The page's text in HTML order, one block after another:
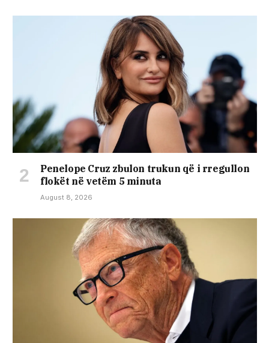
Penelope Cruz zbulon trukun që i rregullon
flokët në vetëm 5 minuta
August 8, 2026